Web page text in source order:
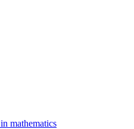
mathematics